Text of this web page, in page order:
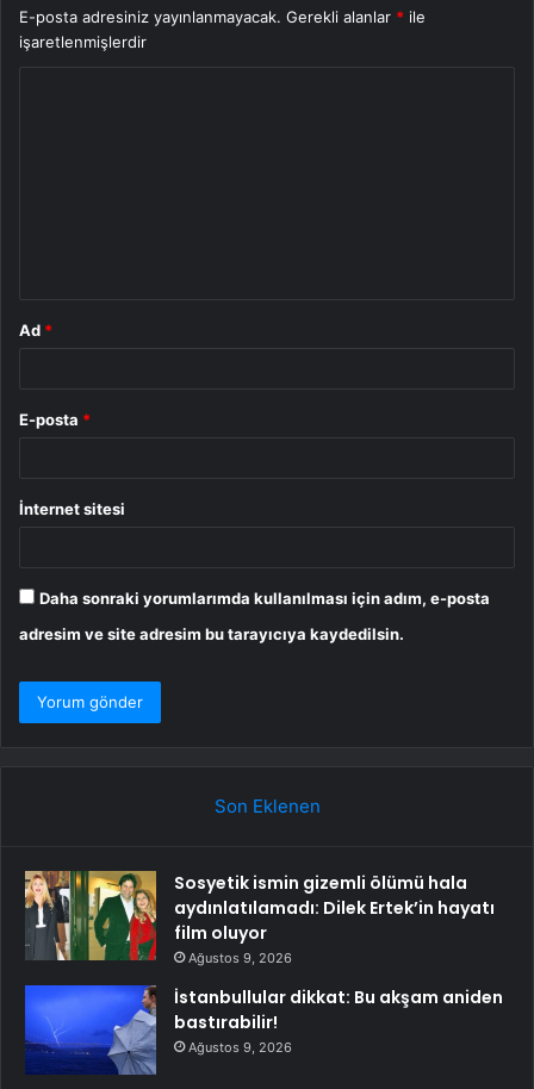
E-posta adresiniz yayınlanmayacak. Gerekli alanlar * ile
işaretlenmişlerdir
Ad *
E-posta *
İnternet sitesi
Daha sonraki yorumlarımda kullanılması için adım, e-posta
adresim ve site adresim bu tarayıcıya kaydedilsin.
Son Eklenen
Sosyetik ismin gizemli ölümü hala
aydınlatılamadı: Dilek Ertek’in hayatı
film oluyor
Ağustos 9, 2026
İstanbullular dikkat: Bu akşam aniden
bastırabilir!
Ağustos 9, 2026